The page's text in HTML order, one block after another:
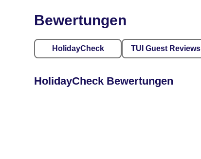
Bewertungen
HolidayCheck TUI Guest Reviews
HolidayCheck Bewertungen